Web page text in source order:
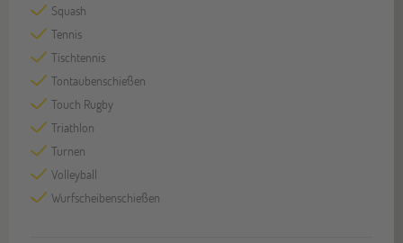
Squash
Tennis
Tischtennis
Tontaubenschießen
Touch Rugby
Triathlon
Turnen
Volleyball
Wurfscheibenschießen